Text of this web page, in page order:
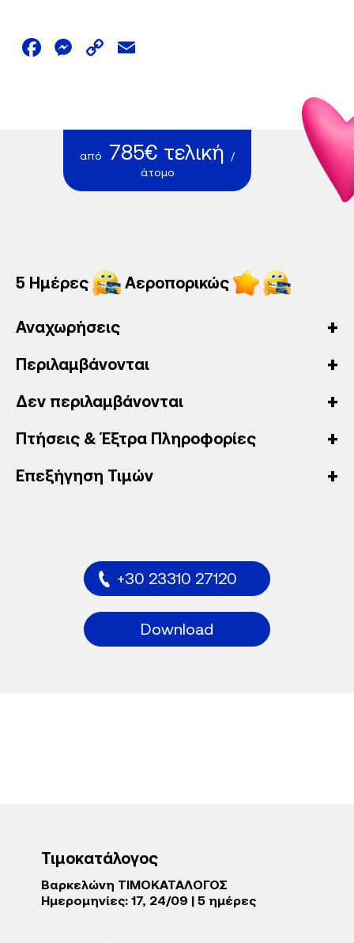
Facebook
Messenger
Copy
από 785€ τελική /
άτομο
5 Ημέρες Αεροπορικώς
Αναχωρήσεις
Περιλαμβάνονται
Δεν περιλαμβάνονται
Πτήσεις & Έξτρα Πληροφορίες
Επεξήγηση Τιμών
+30 23310 27120
Download
Τιμοκατάλογος
Βαρκελώνη ΤΙΜΟΚΑΤΑΛΟΓΟΣ
Ημερομηνίες: 17, 24/09 | 5 ημέρες